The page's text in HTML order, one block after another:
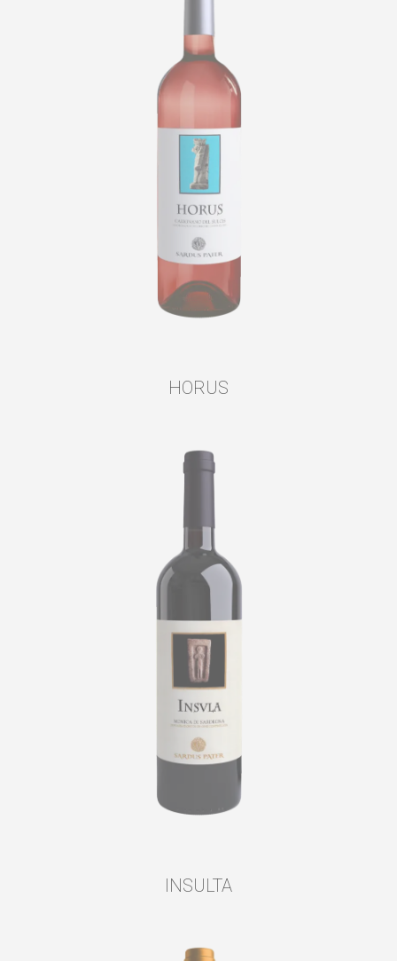
HORUS
INSULTA